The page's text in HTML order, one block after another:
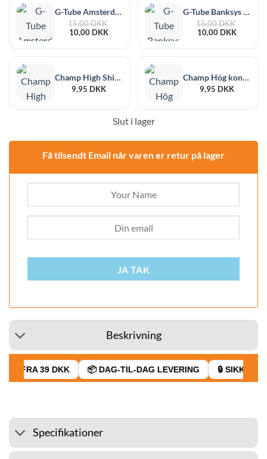
G-Tube Amsterdam Picnic grön kotthållare 110mm
15,00DKK
10,00 DKKDet
10,00 DKK.
G-Tube Banksys graffitikonhållare 110 mm
15,00DKK
10,00 DKKDet
Champ High Shiny konhållare 120 mm
9,95 DKK
Champ Hög konhållare 125 mm
9,95 DKK
Slut i lager
Få tilsendt Email når varen er retur på lager
JA TAK
Beskrivning
FRA 39 DKK 📦 DAG-TIL-DAG LEVERING 🔒 SIKKER
Specifikationer